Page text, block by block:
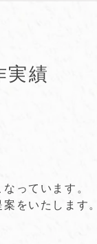
実績
っています。
をいたします。​